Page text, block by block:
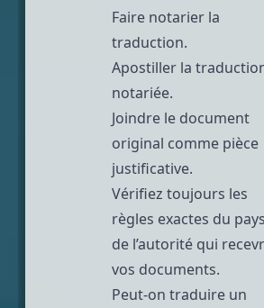
Faire notarier la
traduction.
Apostiller la
notariée.
Joindre le document
original comme pièce
justificative.
Vérifiez toujours les
règles exactes du
de l’autorité qui
vos documents.
Peut-on traduire un